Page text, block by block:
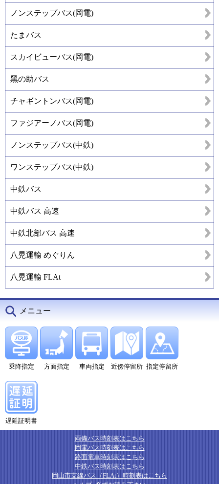
ノンステップバス(岡電)
たまバス
スカイビューバス(岡電)
黑の助バス
チャギントンバス(岡電)
ファジアーノバス(岡電)
ノンステップバス(中鉄)
ワンステップバス(中鉄)
中鉄バス
中鉄バス 高速
中鉄北部バス 高速
八晃運輸 めぐりん
八晃運輸 FLAt
メニュー
乗降指定 方面指定 車両指定 近傍停留所 指定停留所
遅延証明書
両備バス時刻表はこちら
岡電バス時刻表はこちら
路面電車時刻表はこちら
中鉄バス時刻表はこちら
岡山市支線バス（FLAt）時刻表はこちら